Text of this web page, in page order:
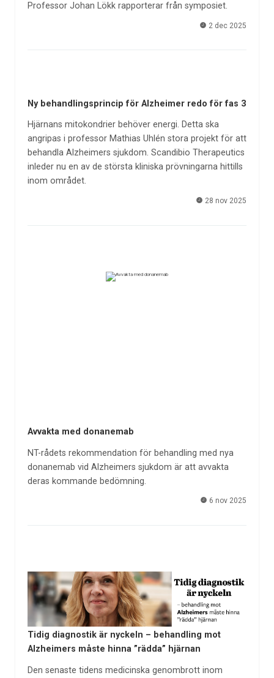
Professor Johan Lökk rapporterar från symposiet.
2 dec 2025
Ny behandlingsprincip för Alzheimer redo för fas 3
Hjärnans mitokondrier behöver energi. Detta ska
angripas i professor Mathias Uhlén stora projekt för att
behandla Alzheimers sjukdom. Scandibio Therapeutics
inleder nu en av de största kliniska prövningarna hittills
inom området.
28 nov 2025
Avvakta med donanemab
NT-rådets rekommendation för behandling med nya
donanemab vid Alzheimers sjukdom är att avvakta
deras kommande bedömning.
6 nov 2025
Tidig diagnostik är nyckeln – behandling mot
Alzheimers måste hinna ”rädda” hjärnan
Den senaste tidens medicinska genombrott inom